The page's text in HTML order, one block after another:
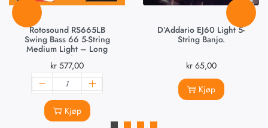
Rotosound RS665LB
Swing Bass 66 5-String
Medium Light – Long
Scale
kr 577,00
Kjøp
D’Addario EJ60 Light 5-
String Banjo.
kr65,00
Kjøp